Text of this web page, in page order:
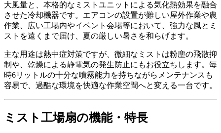
大風量と、本格的なミストユニットによる気化熱効果を融合
させた冷却機器です。エアコンの設置が難しい屋外作業や農
作業、広い工場内やイベント会場等において、強力な風とミ
ストを遠くまで届け、夏の厳しい暑さを和らげます。
主な用途は熱中症対策ですが、微細なミストは粉塵の飛散抑
制や、乾燥による静電気の発生防止にもお役立ちします。毎
時6リットルの十分な噴霧能力を持ちながらメンテナンスも
容易で、過酷な環境を快適な作業空間へと変える一台です。
ミスト工場扇の機能・特長